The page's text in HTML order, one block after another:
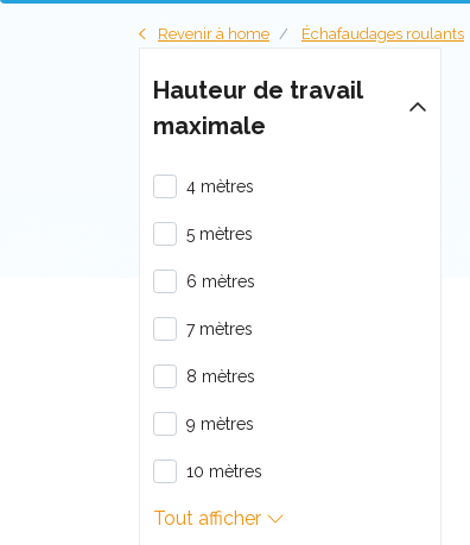
Revenir à home Échafaudages roulants
Hauteur de travail
maximale
4 mètres
5 mètres
6 mètres
7 mètres
8 mètres
9 mètres
10 mètres
Tout afficher